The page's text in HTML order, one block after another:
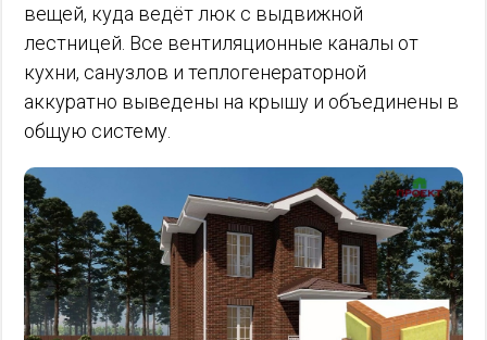
вещей, куда ведёт люк с выдвижной
лестницей. Все вентиляционные каналы от
кухни, санузлов и теплогенераторной
аккуратно выведены на крышу и объединены в
общую систему.